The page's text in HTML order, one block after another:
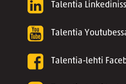
Talentia
Talentia
Talentia-lehti